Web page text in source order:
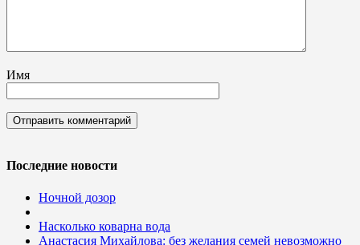
Имя
Последние новости
Ночной дозор
Насколько коварна вода
Анастасия Михайлова: без желания семей невозможно